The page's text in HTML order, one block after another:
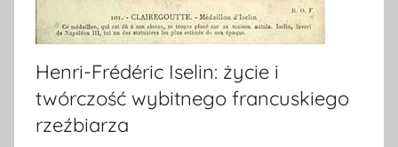
Henri-Frédéric Iselin: życie i
twórczość wybitnego francuskiego
rzeźbiarza